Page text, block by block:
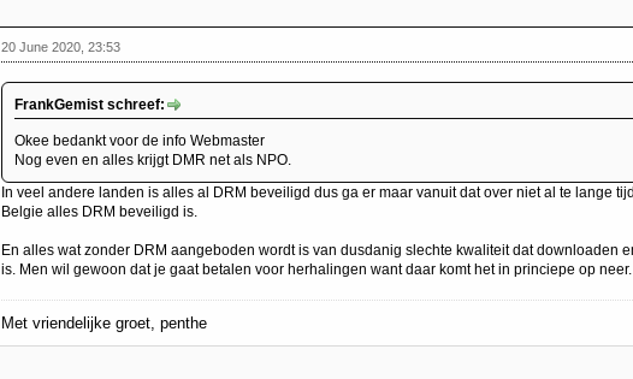
20 June 2020, 23:53
FrankGemist schreef:
Okee bedankt voor de info Webmaster
Nog even en alles krijgt DMR net als NPO.
In veel andere landen is alles al DRM beveiligd dus ga er maar vanuit dat over niet al te lange
Belgie alles DRM beveiligd is.
En alles wat zonder DRM aangeboden wordt is van dusdanig slechte kwaliteit dat downloaden
is. Men wil gewoon dat je gaat betalen voor herhalingen want daar komt het in princiepe op neer.
Met vriendelijke groet, penthe